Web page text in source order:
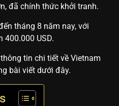
đã chính thức khởi tranh.
tháng 8 năm nay, với
400.000 USD.
tin chi tiết về Vietnam
bài viết dưới đây.